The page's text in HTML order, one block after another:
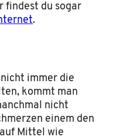
findest du sogar
.
immer die
kommt man
nicht
einem den
Mittel wie